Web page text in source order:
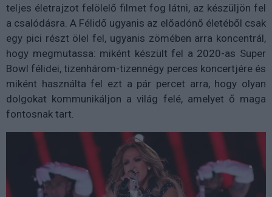
teljes életrajzot felölelő filmet fog látni, az készüljön fel
a csalódásra. A Félidő ugyanis az előadónő életéből csak
egy pici részt ölel fel, ugyanis zömében arra koncentrál,
hogy megmutassa: miként készült fel a 2020-as Super
Bowl félidei, tizenhárom-tizennégy perces koncertjére és
miként használta fel ezt a pár percet arra, hogy olyan
dolgokat kommunikáljon a világ felé, amelyet ő maga
fontosnak tart.